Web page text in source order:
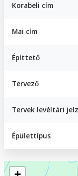
Korabeli cím
Mai cím
Építtető
Tervező
Tervek levéltári
Épülettípus
Geofield